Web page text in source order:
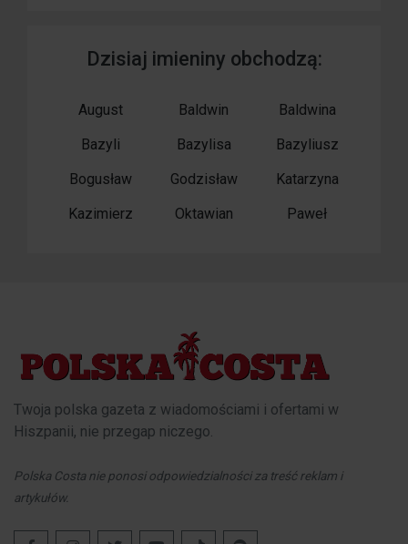
Dzisiaj imieniny obchodzą:
August Baldwin
Baldwina
Bazyli
Bazylisa
Bazyliusz
Bogusław
Godzisław
Katarzyna
Kazimierz
Oktawian Paweł
Twoja polska gazeta z wiadomościami i ofertami w
Hiszpanii, nie przegap niczego.
Polska Costa nie ponosi odpowiedzialności za treść reklam i
artykułów.